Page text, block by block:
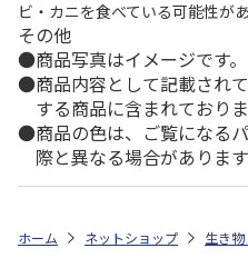
ビ・カニを食べている可能性があ
その他
商品写真はイメージです。
商品内容として記載され
する商品に含まれておりま
商品の色は、ご覧になる
際と異なる場合があります
ホーム ネットショップ 生き